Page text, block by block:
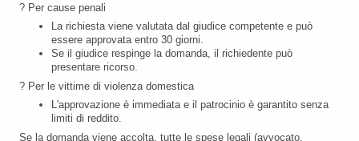
? Per cause penali
La richiesta viene valutata dal giudice competente e può
essere approvata entro 30 giorni.
Se il giudice respinge la domanda, il richiedente può
presentare ricorso.
? Per le vittime di violenza domestica
L'approvazione è immediata e il patrocinio è garantito senza
limiti di reddito.
Se la domanda viene accolta, tutte le spese legali (avvocato,